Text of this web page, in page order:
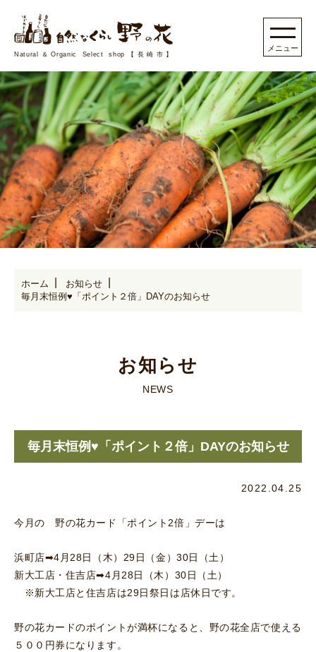
Natural＆Organic Select shop【長崎市】
ホーム
お知らせ
毎月末恒例♥「ポイント２倍」DAYのお知らせ
お知らせ
NEWS
毎月末恒例♥「ポイント２倍」DAYのお知らせ
2022.04.25
今月の 野の花カード「ポイント2倍」デーは
浜町店➡4月28日（木）29日（金）30日（土）
新大工店・住吉店➡4月28日（木）30日（土）
※新大工店と住吉店は29日祭日は店休日です。
野の花カードのポイントが満杯になると、野の花全店で使える
５００円券になります。